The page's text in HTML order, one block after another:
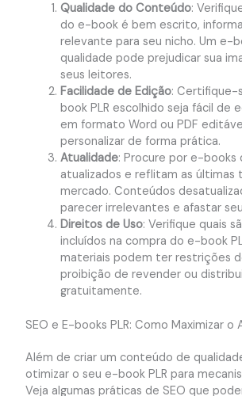
Qualidade do Conteúdo:
do e-book é bem escrito,
relevante para seu nicho. Um e-
qualidade pode prejudicar sua
seus leitores.
Facilidade de Edição: Certifique-
book PLR escolhido seja fácil de
em formato Word ou PDF
personalizar de forma prática.
Atualidade: Procure por e-books
atualizados e reflitam as últimas
mercado. Conteúdos
parecer irrelevantes e afastar
Direitos de Uso: Verifique quais
incluídos na compra do e-book
materiais podem ter restrições
proibição de revender ou
gratuitamente.
SEO e E-books PLR: Como Maximizar o
Além de criar um conteúdo de
otimizar o seu e-book PLR para
Veja algumas práticas de SEO que